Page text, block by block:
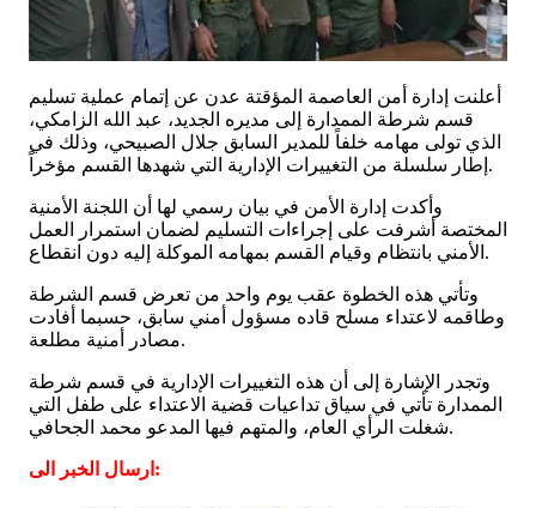
أعلنت إدارة أمن العاصمة المؤقتة عدن عن إتمام عملية تسليم
قسم شرطة الممدارة إلى مديره الجديد، عبد الله الزامكي،
الذي تولى مهامه خلفاً للمدير السابق جلال الصبيحي، وذلك في
إطار سلسلة من التغييرات الإدارية التي شهدها القسم مؤخراً.
وأكدت إدارة الأمن في بيان رسمي لها أن اللجنة الأمنية
المختصة أشرفت على إجراءات التسليم لضمان استمرار العمل
الأمني بانتظام وقيام القسم بمهامه الموكلة إليه دون انقطاع.
وتأتي هذه الخطوة عقب يوم واحد من تعرض قسم الشرطة
وطاقمه لاعتداء مسلح قاده مسؤول أمني سابق، حسبما أفادت
مصادر أمنية مطلعة.
وتجدر الإشارة إلى أن هذه التغييرات الإدارية في قسم شرطة
الممدارة تأتي في سياق تداعيات قضية الاعتداء على طفل التي
شغلت الرأي العام، والمتهم فيها المدعو محمد الجحافي.
ارسال الخبر الى: